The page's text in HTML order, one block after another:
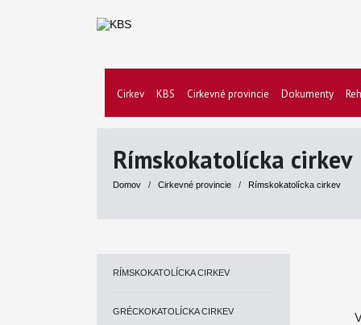
Cirkev KBS Cirkevné provincie Dokumenty
Rímskokatolícka cirkev
Domov / Cirkevné provincie / Rímskokatolícka cirkev
RÍMSKOKATOLÍCKA CIRKEV
GRÉCKOKATOLÍCKA CIRKEV